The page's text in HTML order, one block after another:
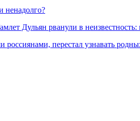
ненадолго?
Дульян рванули в
перестал узнавать